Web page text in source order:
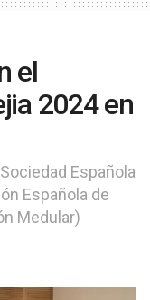
el
2024 en
Española
Española de
Medular)